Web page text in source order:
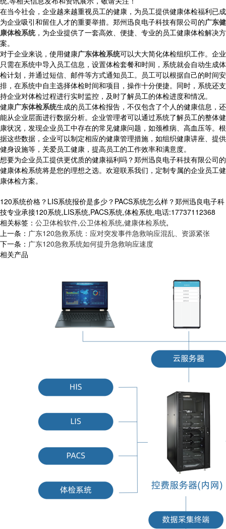
在当今社会，企业越来越重视员工的健康，为员工提供健康体检福利已成
为企业吸引和留住人才的重要举措。郑州迅良电子科技有限公司的广东健
康体检系统，为企业提供了一套高效、便捷、专业的员工健康体检解决方
案。
对于企业来说，使用健康广东体检系统可以大大简化体检组织工作。企业
只需在系统中导入员工信息，设置体检套餐和时间，系统就会自动生成体
检计划，并通过短信、邮件等方式通知员工。员工可以根据自己的时间安
排，在系统中自主选择体检时间和项目，操作十分便捷。同时，系统还支
持企业对体检过程进行实时监控，及时了解员工的体检进度和情况。
健康广东体检系统生成的员工体检报告，不仅包含了个人的健康信息，还
能从企业层面进行数据分析。企业管理者可以通过系统了解员工的整体健
康状况，发现企业员工中存在的常见健康问题，如颈椎病、高血压等。根
据这些数据，企业可以制定相应的健康管理措施，如组织健康讲座、提供
健身设施等，关爱员工健康，提高员工的工作效率和满意度。
想要为企业员工提供更优质的健康福利吗？郑州迅良电子科技有限公司的
健康体检系统将是您的理想之选。欢迎联系我们，定制专属的企业员工健
康体检方案。
120系统价格？LIS系统报价是多少？PACS系统怎么样？郑州迅良电子科
技专业承接120系统,LIS系统,PACS系统,体检系统,电话:17737112368
相关标签： 公卫体检软件,公卫体检系统,健康体检系统,
上一条： 广东120急救系统：应对突发事件急救响应混乱、资源紧张
下一条： 广东120急救系统如何提升急救响应速度
相关产品